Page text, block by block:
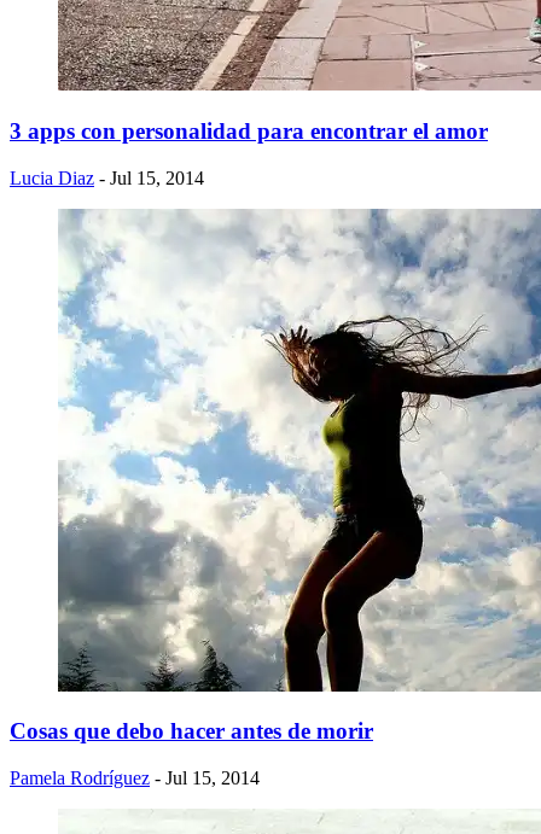
3 apps con personalidad para encontrar el amor
Lucia Diaz - Jul 15, 2014
Cosas que debo hacer antes de morir
Pamela Rodríguez - Jul 15, 2014